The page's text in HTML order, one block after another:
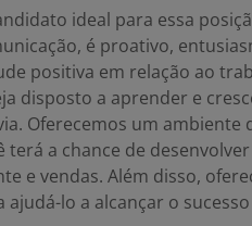
ideal para essa
é proativo,
positiva em relação ao
disposto a aprender e
Oferecemos um
terá a chance de
e vendas. Além disso,
ajudá-lo a alcançar o